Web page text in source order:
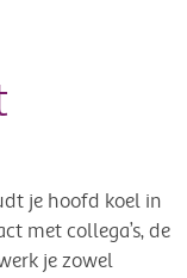
je hoofd koel in
met collega’s, de
je zowel